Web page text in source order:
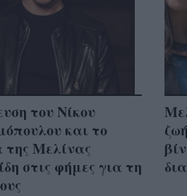
του Νίκου
και το
Μελίνας
στις φήμες για τη